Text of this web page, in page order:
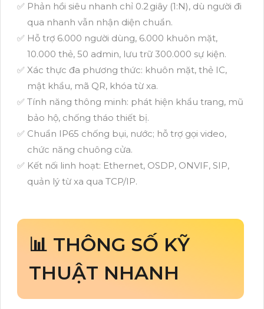
Phản hồi siêu nhanh chỉ 0.2 giây (1:N), dù người đi
qua nhanh vẫn nhận diện chuẩn.
Hỗ trợ 6.000 người dùng, 6.000 khuôn mặt,
10.000 thẻ, 50 admin, lưu trữ 300.000 sự kiện.
Xác thực đa phương thức: khuôn mặt, thẻ IC,
mật khẩu, mã QR, khóa từ xa.
Tính năng thông minh: phát hiện khẩu trang, mũ
bảo hộ, chống tháo thiết bị.
Chuẩn IP65 chống bụi, nước; hỗ trợ gọi video,
chức năng chuông cửa.
Kết nối linh hoạt: Ethernet, OSDP, ONVIF, SIP,
quản lý từ xa qua TCP/IP.
📊 THÔNG SỐ KỸ
THUẬT NHANH